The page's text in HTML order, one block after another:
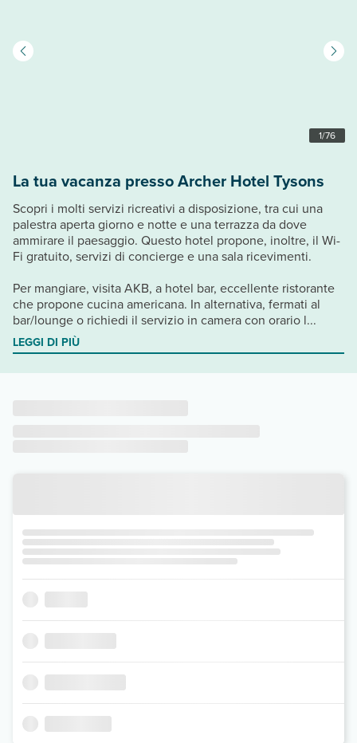
1/76
La tua vacanza presso Archer Hotel Tysons
Scopri i molti servizi ricreativi a disposizione, tra cui una
palestra aperta giorno e notte e una terrazza da dove
ammirare il paesaggio. Questo hotel propone, inoltre, il Wi-
Fi gratuito, servizi di concierge e una sala ricevimenti.
Per mangiare, visita AKB, a hotel bar, eccellente ristorante
che propone cucina americana. In alternativa, fermati al
bar/lounge o richiedi il servizio in camera con orario l...
LEGGI DI PIÙ